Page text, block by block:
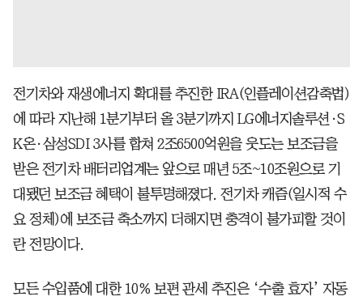
전기차와 재생에너지 확대를 추진한 IRA(인플레이션감축법)
에 따라 지난해 1분기부터 올 3분기까지 LG에너지솔루션·S
K온·삼성SDI 3사를 합쳐 2조6500억원을 웃도는 보조금을
받은 전기차 배터리업계는 앞으로 매년 5조~10조원으로 기
대됐던 보조금 혜택이 불투명해졌다. 전기차 캐즘(일시적 수
요 정체)에 보조금 축소까지 더해지면 충격이 불가피할 것이
란 전망이다.
모든 수입품에 대한 10% 보편 관세 추진은 ‘수출 효자’ 자동